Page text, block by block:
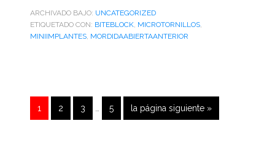
ARCHIVADO BAJO: UNCATEGORIZED
ETIQUETADO CON: BITEBLOCK, MICROTORNILLOS,
MINIIMPLANTES, MORDIDAABIERTAANTERIOR
Página
1 Página
2 Página
3 Página
5
Ir
a
la página siguiente »